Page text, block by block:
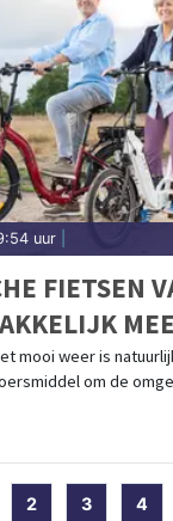
uur
FIETSEN
mooi weer is
om de
2 3 4